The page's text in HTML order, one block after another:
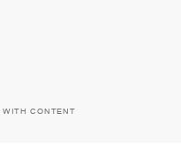
CONTENT